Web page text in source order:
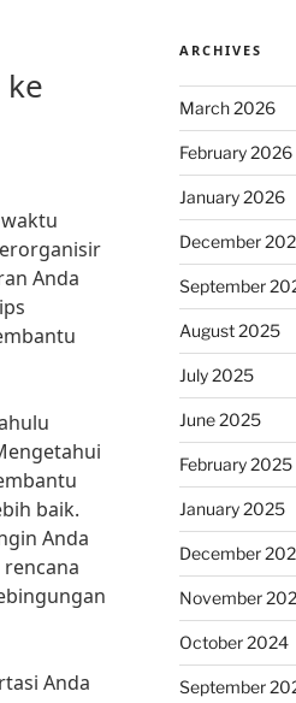
Anda
baik.
Anda
Anda
ARCHIVES
March 2026
February 2026
January 2026
December
September
August 2025
July 2025
June 2025
February 2025
January 2025
December
November
October 2024
September